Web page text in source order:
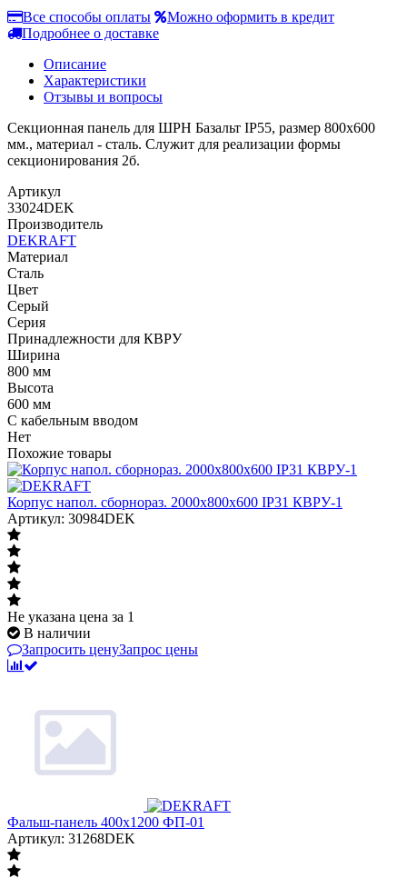
Все способы оплаты
Можно оформить в кредит
Подробнее о доставке
Описание
Характеристики
Отзывы и вопросы
Секционная панель для ШРН Базальт IP55, размер 800х600
мм., материал - сталь. Служит для реализации формы
секционирования 2б.
Артикул
33024DEK
Производитель
DEKRAFT
Материал
Сталь
Цвет
Серый
Серия
Принадлежности для КВРУ
Ширина
800 мм
Высота
600 мм
С кабельным вводом
Нет
Похожие товары
Корпус напол. сборнораз. 2000х800х600 IP31 КВРУ-1
Артикул: 30984DEK
Не указана цена за 1
В наличии
Запросить ценуЗапрос цены
Фальш-панель 400x1200 ФП-01
Артикул: 31268DEK